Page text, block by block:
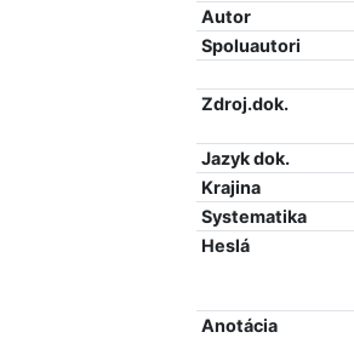
Autor
Spoluautori
Zdroj.dok.
Jazyk dok.
Krajina
Systematika
Heslá
Anotácia